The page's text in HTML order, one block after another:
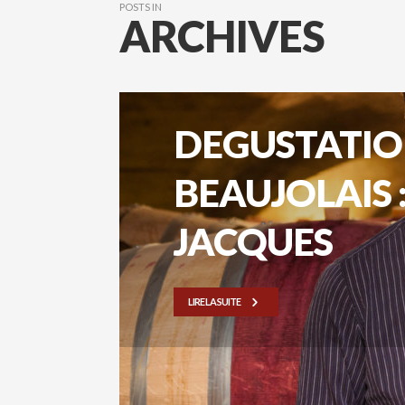
POSTS IN
ARCHIVES
BEAUJOLAIS
JACQUES
LIRE LA SUITE